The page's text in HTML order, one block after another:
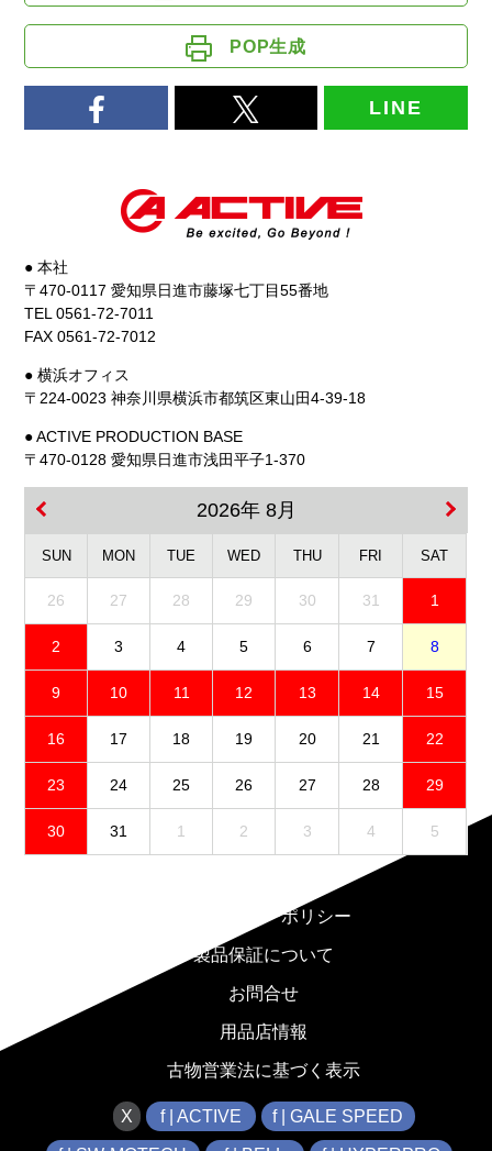
POP生成
LINE
● 本社
〒470-0117 愛知県日進市藤塚七丁目55番地
TEL 0561-72-7011
FAX 0561-72-7012
● 横浜オフィス
〒224-0023 神奈川県横浜市都筑区東山田4-39-18
● ACTIVE PRODUCTION BASE
〒470-0128 愛知県日進市浅田平子1-370
2026年 8月
SUN MON TUE WED THU FRI SAT
26 27 28 29 30 31 1
2 3 4 5 6 7 8
9 10 11 12 13 14 15
16 17 18 19 20 21 22
23 24 25 26 27 28 29
30 31 1 2 3 4 5
プライバシーポリシー
製品保証について
お問合せ
用品店情報
古物営業法に基づく表示
X f | ACTIVE f | GALE SPEED